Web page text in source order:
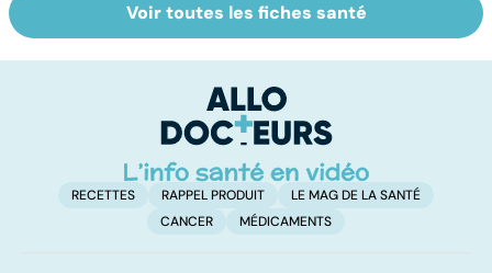
Légionellose, une
infection
La tuberculose
pulmonaire
Voir toutes les fiches santé
RECETTES RAPPEL PRODUIT
LE MAG DE LA SANTÉ
CANCER
MÉDICAMENTS